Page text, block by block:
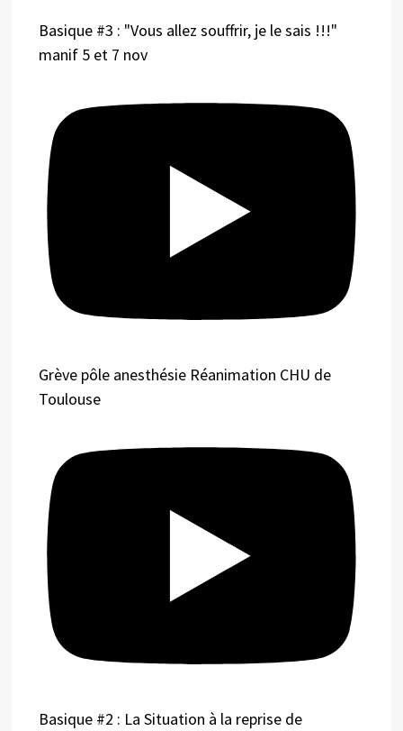
Basique #3 : "Vous allez souffrir, je le sais !!!"
manif 5 et 7 nov
Grève pôle anesthésie Réanimation CHU de
Toulouse
Basique #2 : La Situation à la reprise de